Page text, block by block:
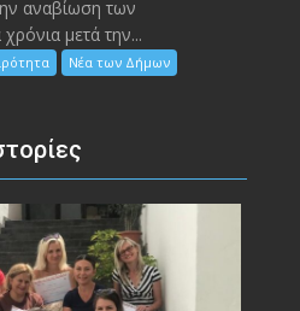
αναβίωση των
μετά την...
Νέα των Δήμων